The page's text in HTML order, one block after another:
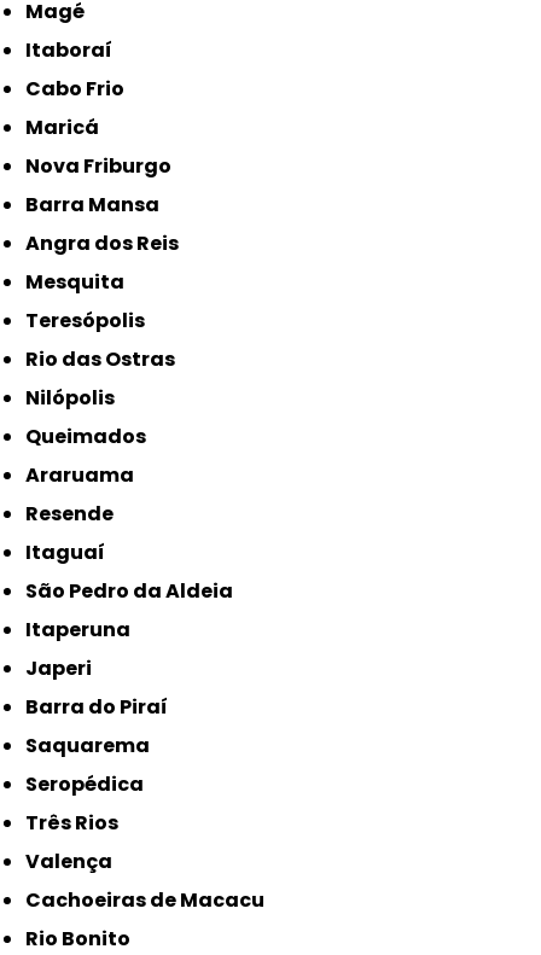
Magé
Itaboraí
Cabo Frio
Maricá
Nova Friburgo
Barra Mansa
Angra dos Reis
Mesquita
Teresópolis
Rio das Ostras
Nilópolis
Queimados
Araruama
Resende
Itaguaí
São Pedro da Aldeia
Itaperuna
Japeri
Barra do Piraí
Saquarema
Seropédica
Três Rios
Valença
Cachoeiras de Macacu
Rio Bonito